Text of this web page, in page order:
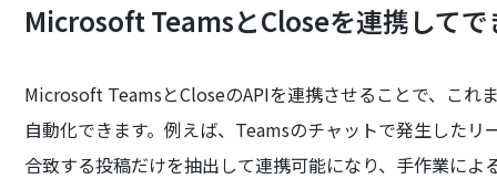
Microsoft TeamsとCloseを連携してで
Microsoft TeamsとCloseのAPIを連携させることで、これ
自動化できます。例えば、Teamsのチャットで発生した
合致する投稿だけを抽出して連携可能になり、手作業に